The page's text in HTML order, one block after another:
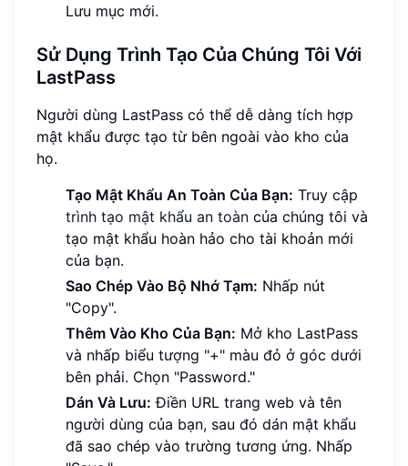
Lưu mục mới.
Sử Dụng Trình Tạo Của Chúng Tôi Với
LastPass
Người dùng LastPass có thể dễ dàng tích hợp
mật khẩu được tạo từ bên ngoài vào kho của
họ.
Tạo Mật Khẩu An Toàn Của Bạn: Truy cập
trình tạo mật khẩu an toàn của chúng tôi và
tạo mật khẩu hoàn hảo cho tài khoản mới
của bạn.
Sao Chép Vào Bộ Nhớ Tạm: Nhấp nút
"Copy".
Thêm Vào Kho Của Bạn: Mở kho LastPass
và nhấp biểu tượng "+" màu đỏ ở góc dưới
bên phải. Chọn "Password."
Dán Và Lưu: Điền URL trang web và tên
người dùng của bạn, sau đó dán mật khẩu
đã sao chép vào trường tương ứng. Nhấp